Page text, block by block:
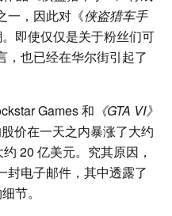
一，因此对《侠盗猎车手
即使仅仅是关于粉丝们可
，也已经在华尔街引起了
Games 和 《GTA VI》
价在一天之内暴涨了大约
20 亿美元。究其原因，
封电子邮件，其中透露了
节。